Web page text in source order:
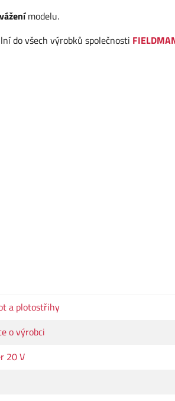
modelu.
do všech výrobků společnosti
a plotostřihy
o výrobci
20 V